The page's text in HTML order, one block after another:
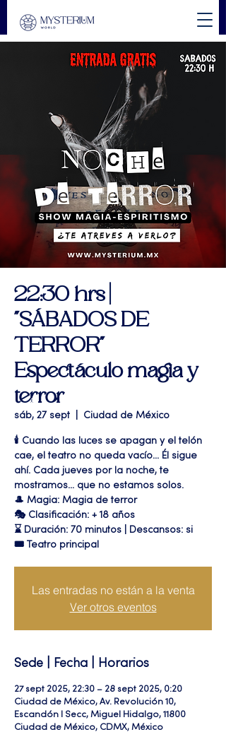
22:30 hrs |
"SÁBADOS DE
TERROR"
Espectáculo magia y
terror
sáb, 27 sept Ciudad de México
🕯️ Cuando las luces se apagan y el telón
cae, el teatro no queda vacío... Él sigue
ahí. Cada jueves por la noche, te
mostramos... que no estamos solos.
🎩 Magia: Magia de terror
🎭 Clasificación: + 18 años
⌛ Duración: 70 minutos | Descansos: si
🎟 Teatro principal
Las entradas no están a la venta
Ver otros eventos
Sede | Fecha | Horarios
27 sept 2025, 22:30 – 28 sept 2025, 0:20
Ciudad de México, Av. Revolución 10,
Escandón I Secc, Miguel Hidalgo, 11800
Ciudad de México, CDMX, México